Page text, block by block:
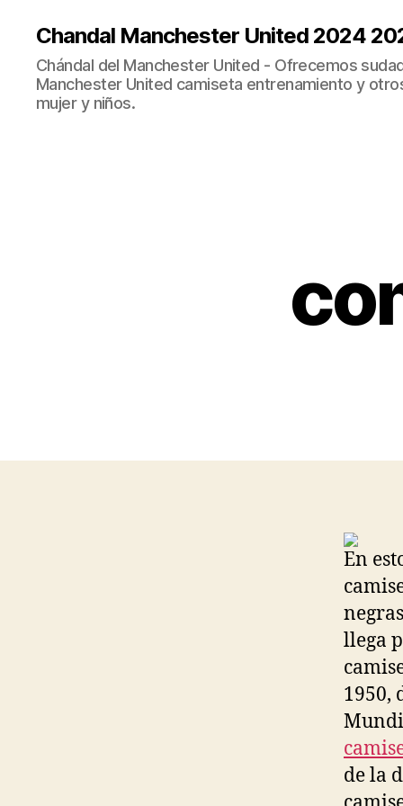
Chandal Manchester United 2024
Chándal del Manchester United - Ofrecemos
Manchester United camiseta entrenamiento y
mujer y niños.
En
llega
1950,
de la